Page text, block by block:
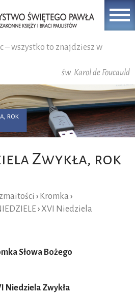
– wszystko to znajdziesz w
św. Karol de Foucauld
rok
Zwykła, rok
› Kromka ›
›XVI Niedziela
Słowa Bożego
Niedziela Zwykła